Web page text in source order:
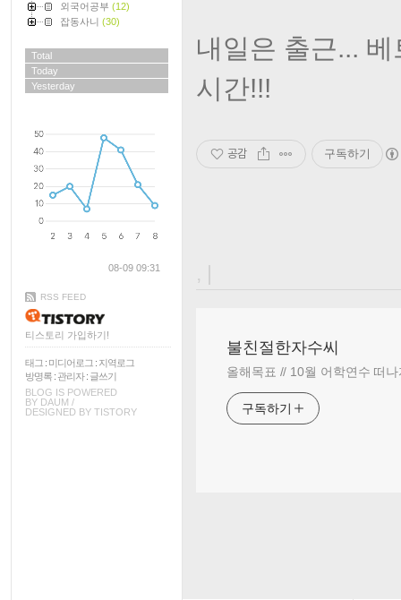
외국어공부 (12)
잡동사니 (30)
Total
Today
Yesterday
08-09 09:31
RSS FEED
티스토리 가입하기!
태그 : 미디어로그 : 지역로그
방명록 : 관리자: 글쓰기
BLOG IS POWERED
BY DAUM /
DESIGNED BY TISTORY
내일은 출근...
시간!!!
공감 구독하기
, |
불친절한자수씨
올해목표 // 10월 어학연수 떠나
구독하기